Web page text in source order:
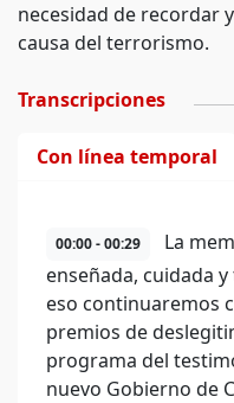
necesidad de recordar
causa del terrorismo.
Transcripciones
Con línea temporal
00:00 - 00:29
La
enseñada, cuidada
eso continuaremos
premios de
programa del
nuevo Gobierno de